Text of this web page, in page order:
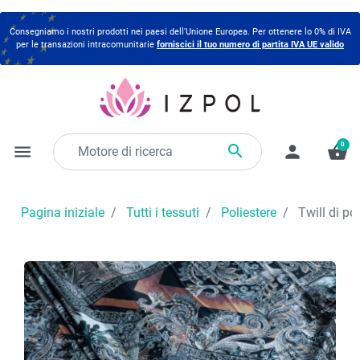
Consegniamo i nostri prodotti nei paesi dell'Unione Europea. Per ottenere lo 0% di IVA
per le transazioni intracomunitarie forniscici il tuo numero di partita IVA UE valido
menu  person shopping_basket
0
Pagina iniziale Tutti i tessuti Poliestere Twill di